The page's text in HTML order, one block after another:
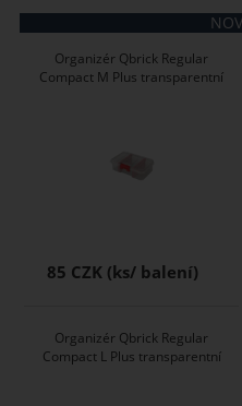
Organizér Qbrick Regular
Compact M Plus transparentní
85 CZK
Organizér Qbrick Regular
Compact L Plus transparentní